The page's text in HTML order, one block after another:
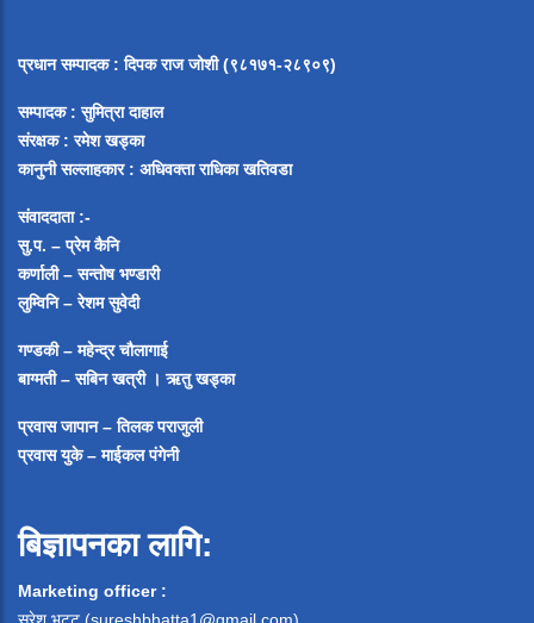
प्रधान सम्पादक: दिपक राज जोशी (९८१७१-२८९०९)
सम्पादक : सुमित्रा दाहाल
संरक्षक : रमेश खड्का
कानुनी सल्लाहकार : अधिवक्ता राधिका खतिवडा
संवाददाता :-
सु.प. – प्रेम कैनि
कर्णाली – सन्तोष भण्डारी
लुम्विनि – रेशम सुवेदी
गण्डकी – महेन्द्र चौलागाई
बाग्मती – सबिन खत्री ।ऋतु खड्का
प्रवास जापान – तिलक पराजुली
प्रवास युके – माईकल पंगेनी
बिज्ञापनका लागि:
Marketing officer :